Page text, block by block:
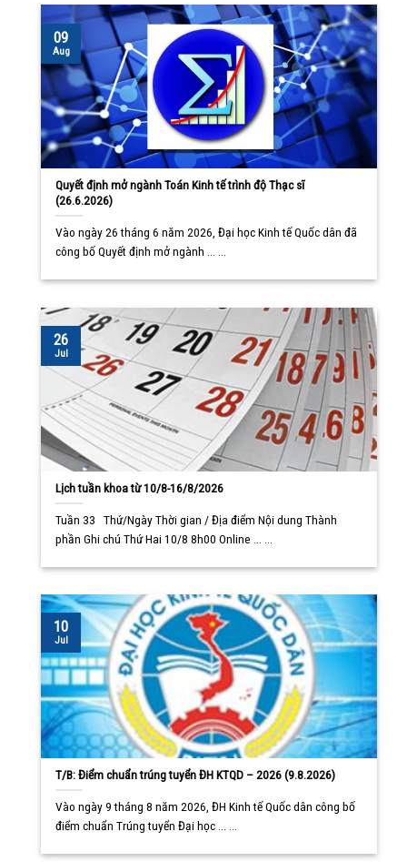
Quyết định mở ngành Toán Kinh tế trình độ Thạc sĩ
(26.6.2026)
Vào ngày 26 tháng 6 năm 2026, Đại học Kinh tế Quốc dân đã
công bố Quyết định mở ngành ... ...
09
Aug
Lịch tuần khoa từ 10/8-16/8/2026
Tuần 33 Thứ/Ngày Thời gian / Địa điểm Nội dung Thành
phần Ghi chú Thứ Hai 10/8 8h00 Online ... ...
26
Jul
T/B: Điểm chuẩn trúng tuyển ĐH KTQD – 2026 (9.8.2026)
Vào ngày 9 tháng 8 năm 2026, ĐH Kinh tế Quốc dân công bố
điểm chuẩn Trúng tuyển Đại học ... ...
10
Jul